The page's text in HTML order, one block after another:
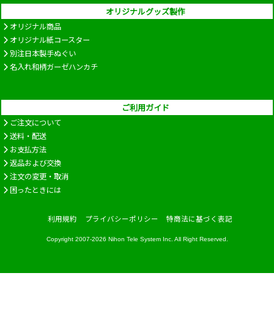
オリジナルグッズ製作
オリジナル商品
オリジナル紙コースター
別注日本製手ぬぐい
名入れ和柄ガーゼハンカチ
ご利用ガイド
ご注文について
送料・配送
お支払方法
返品および交換
注文の変更・取消
困ったときには
利用規約 プライバシーポリシー 特商法に基づく表記
Copyright 2007-2026 Nihon Tele System Inc. All Right Reserved.